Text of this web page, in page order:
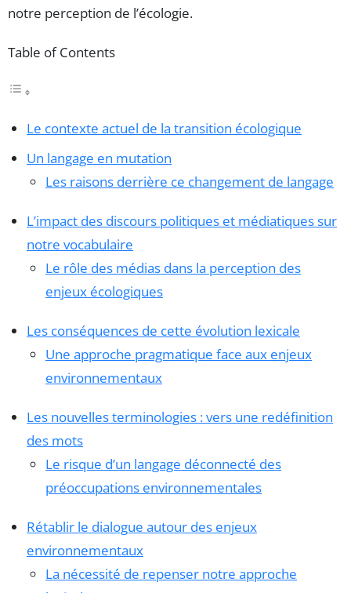
notre perception de l’écologie.
Table of Contents
Le contexte actuel de la transition écologique
Un langage en mutation
Les raisons derrière ce changement de langage
L’impact des discours politiques et médiatiques sur
notre vocabulaire
Le rôle des médias dans la perception des
enjeux écologiques
Les conséquences de cette évolution lexicale
Une approche pragmatique face aux enjeux
environnementaux
Les nouvelles terminologies : vers une redéfinition
des mots
Le risque d’un langage déconnecté des
préoccupations environnementales
Rétablir le dialogue autour des enjeux
environnementaux
La nécessité de repenser notre approche